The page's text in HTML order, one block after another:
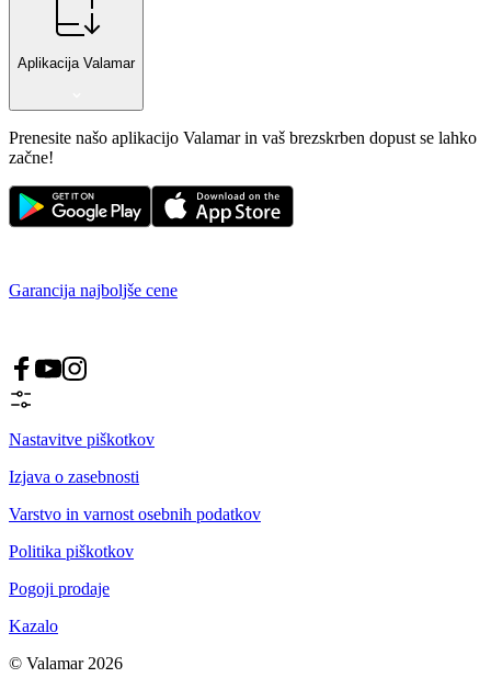
Aplikacija Valamar
Prenesite našo aplikacijo Valamar in vaš brezskrben dopust se lahko
začne!
Garancija najboljše cene
Nastavitve piškotkov
Izjava o zasebnosti
Varstvo in varnost osebnih podatkov
Politika piškotkov
Pogoji prodaje
Kazalo
© Valamar 2026